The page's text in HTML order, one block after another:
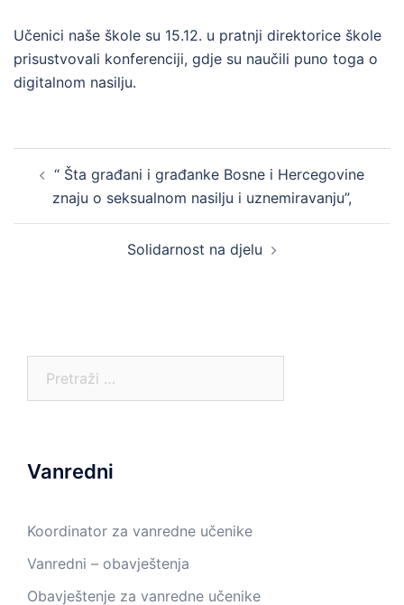
Učenici naše škole su 15.12. u pratnji direktorice škole
prisustvovali konferenciji, gdje su naučili puno toga o
digitalnom nasilju.
navigation
“ Šta građani i građanke Bosne i Hercegovine
znaju o seksualnom nasilju i uznemiravanju”,
Solidarnost na djelu
Vanredni
Koordinator za vanredne učenike
Vanredni – obavještenja
Obavještenje za vanredne učenike